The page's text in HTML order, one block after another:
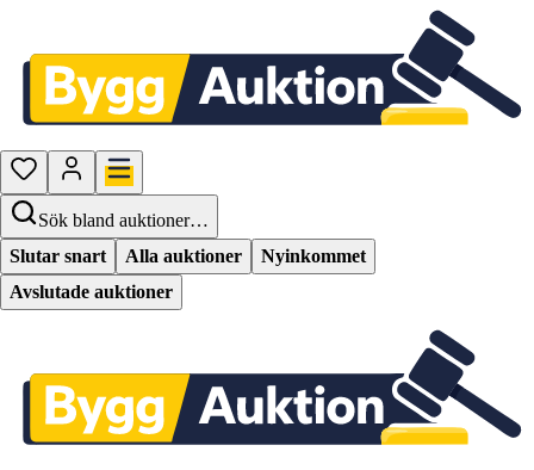
Sök bland auktioner…
Slutar snart
Alla auktioner
Nyinkommet
Avslutade auktioner